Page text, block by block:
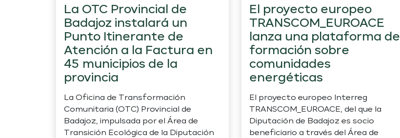
La OTC Provincial de
Badajoz instalará un
Punto Itinerante de
Atención a la Factura en
45 municipios de la
provincia
La Oficina de Transformación
Comunitaria (OTC) Provincial de
Badajoz, impulsada por el Área de
Transición Ecológica de la Diputación
El proyecto europeo
TRANSCOM_EUROACE
lanza una plataforma de
formación sobre
comunidades
energéticas
El proyecto europeo Interreg
TRANSCOM_EUROACE, del que la
Diputación de Badajoz es socio
beneficiario a través del Área de